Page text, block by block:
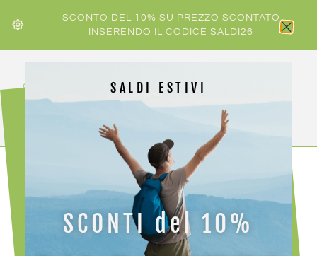
SCONTO DEL 10% SU PREZZO SCONTATO
INSERENDO IL CODICE SALDI26
HOME /CAMP/ CAMP RAMPONI STALKER SEMI-
SALDI ESTIVI
SCONTI del 10%